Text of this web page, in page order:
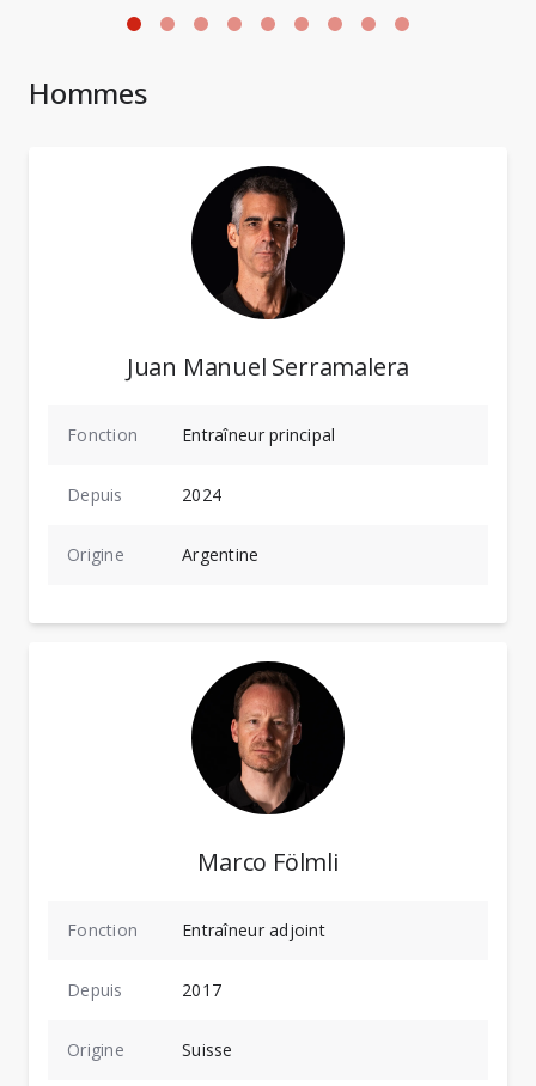
Hommes
Juan Manuel Serramalera
Fonction Entraîneur principal
Depuis 2024
Origine Argentine
Marco Fölmli
Fonction Entraîneur adjoint
Depuis 2017
Origine Suisse